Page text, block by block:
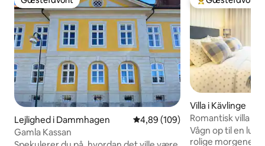
Gæstefavorit
Lejlighed i Dammhagen 4,89 ud af 5 i gennemsnitlig
4,89 (109)
Gamla Kassan
Bedste
Villa i Kävlinge
Romantisk villa i
morgenmad
Vågn op til en
rolige morgener